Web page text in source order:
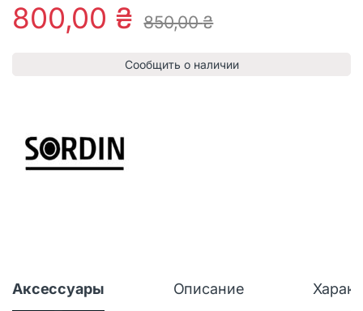
800,00 ₴ 850,00₴
Сообщить о наличии
Аксессуары Описание